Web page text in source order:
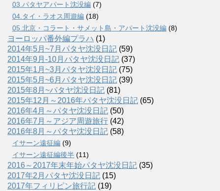
03.パタヤアパート沈没編 (7)
04.タイ・ラオス周遊編 (18)
05.北京・コラート・サメット島・アパート沈没編 (8)
ヨーロッパ番外編プラハ (1)
2014年5月~7月パタヤ沈没日記 (59)
2014年9月-10月パタヤ沈没日記 (37)
2015年1月~3月パタヤ沈没日記 (75)
2015年5月~6月パタヤ沈没日記 (39)
2015年8月~パタヤ沈没日記 (81)
2015年12月～2016年パタヤ沈没日記 (65)
2016年4月～パタヤ沈没日記 (50)
2016年7月～アジア周遊旅行 (42)
2016年8月～パタヤ沈没日記 (58)
イサーン遠征編 (9)
イサーン遠征編後半 (11)
2016～2017年末年始パタヤ沈没日記 (35)
2017年2月パタヤ沈没日記 (15)
2017年フィリピン旅行記 (19)